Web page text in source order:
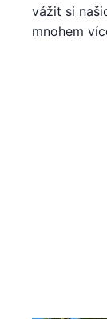
vážit si
mnohem